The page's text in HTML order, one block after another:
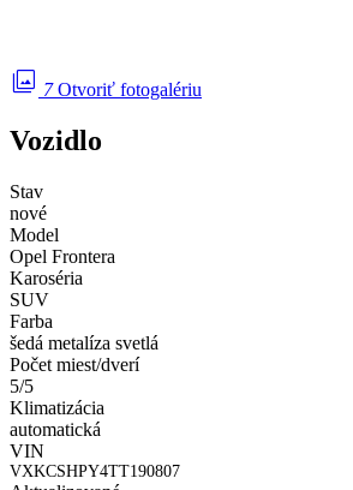
photo_library 7 Otvoriť fotogalériu
Vozidlo
Stav
nové
Model
Opel Frontera
Karoséria
SUV
Farba
šedá metalíza svetlá
Počet miest/dverí
5/5
Klimatizácia
automatická
VIN
VXKCSHPY4TT190807